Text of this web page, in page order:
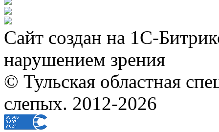
Сайт создан на 1С-
нарушением зрения
© Тульская областная
слепых. 2012-2026